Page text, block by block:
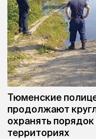
Тюменские
продолжают
охранять
территориях